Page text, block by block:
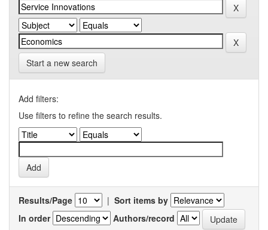
Start a new search
Add filters:
Use filters to refine the search results.
Results/Page | Sort items by
In order
Authors/record